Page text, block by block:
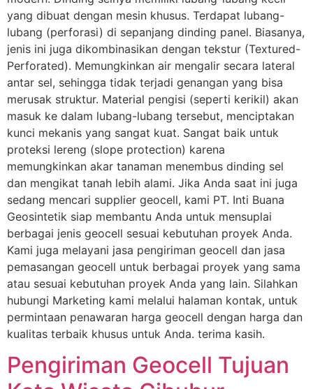
yang dibuat dengan mesin khusus. Terdapat lubang-
lubang (perforasi) di sepanjang dinding panel. Biasanya,
jenis ini juga dikombinasikan dengan tekstur (Textured-
Perforated). Memungkinkan air mengalir secara lateral
antar sel, sehingga tidak terjadi genangan yang bisa
merusak struktur. Material pengisi (seperti kerikil) akan
masuk ke dalam lubang-lubang tersebut, menciptakan
kunci mekanis yang sangat kuat. Sangat baik untuk
proteksi lereng (slope protection) karena
memungkinkan akar tanaman menembus dinding sel
dan mengikat tanah lebih alami. Jika Anda saat ini juga
sedang mencari supplier geocell, kami PT. Inti Buana
Geosintetik siap membantu Anda untuk mensuplai
berbagai jenis geocell sesuai kebutuhan proyek Anda.
Kami juga melayani jasa pengiriman geocell dan jasa
pemasangan geocell untuk berbagai proyek yang sama
atau sesuai kebutuhan proyek Anda yang lain. Silahkan
hubungi Marketing kami melalui halaman kontak, untuk
permintaan penawaran harga geocell dengan harga dan
kualitas terbaik khusus untuk Anda. terima kasih.
Pengiriman Geocell Tujuan